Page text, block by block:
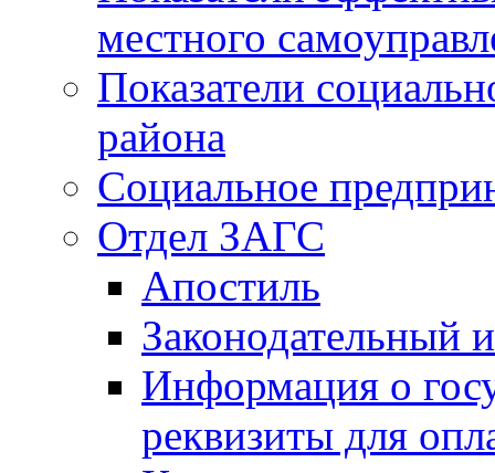
местного
Показатели
района
Социальное
Отдел ЗАГС
Апостиль
Законодательный
Информация о
реквизиты для